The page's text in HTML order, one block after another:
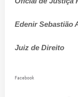
Edenir Sebastião
Juiz de Direito
Facebook